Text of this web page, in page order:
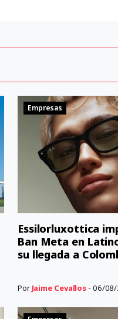
Empresas
Essilorluxottica
Ban Meta en
su llegada a
Por Jaime Cevallos - 06/